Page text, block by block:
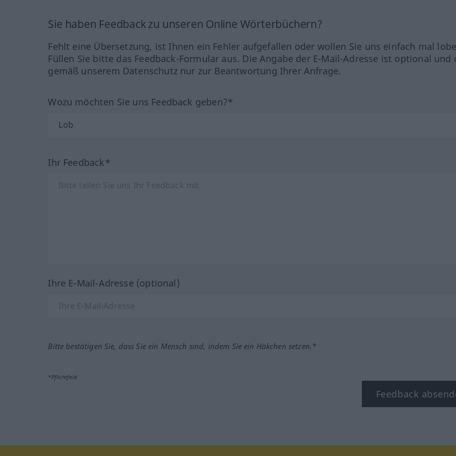
Sie haben Feedback zu unseren Online Wörterbüchern?
Fehlt eine Übersetzung, ist Ihnen ein Fehler aufgefallen oder wollen Sie uns einfach mal
Füllen Sie bitte das Feedback-Formular aus. Die Angabe der E-Mail-Adresse ist optional und
gemäß unserem Datenschutz nur zur Beantwortung Ihrer Anfrage.
Wozu möchten Sie uns Feedback geben?*
Ihr Feedback*
Ihre E-Mail-Adresse (optional)
Bitte bestätigen Sie, dass Sie ein Mensch sind, indem Sie ein Häkchen setzen.*
*Pflichtfeld
Feedback